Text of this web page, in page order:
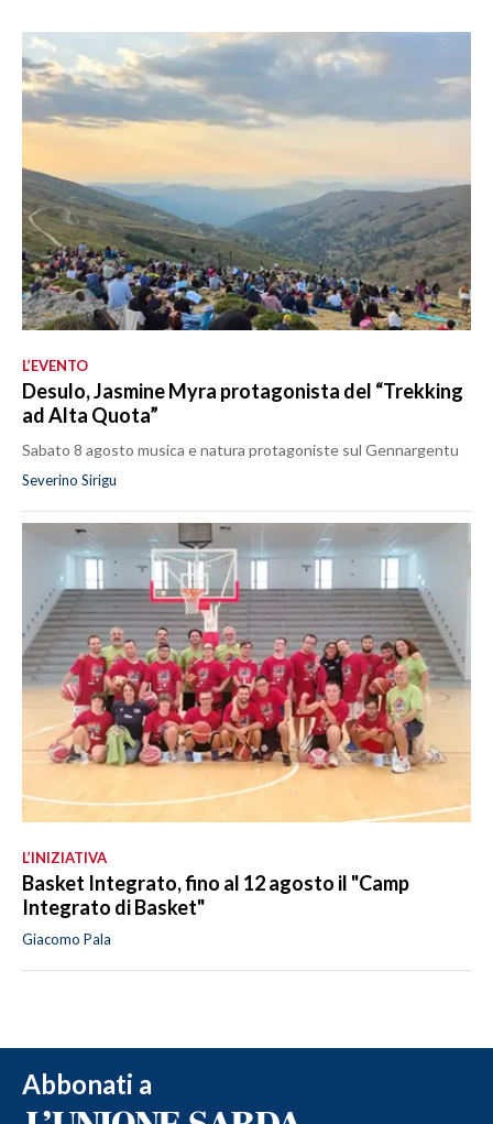
L’EVENTO
Desulo, Jasmine Myra protagonista del “Trekking
ad Alta Quota”
Sabato 8 agosto musica e natura protagoniste sul Gennargentu
Severino Sirigu
L’INIZIATIVA
Basket Integrato, fino al 12 agosto il "Camp
Integrato di Basket"
Giacomo Pala
Abbonati a